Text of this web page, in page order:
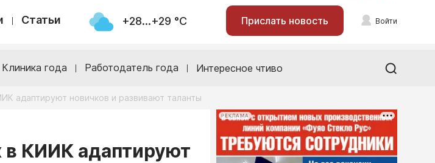
Статьи +28...+29 °С Прислать новость Войти
Клиника года Работодатель года Интересное чтиво
адаптируют новичков и развивают таланты
в КИИК адаптируют
РЕКЛАМА